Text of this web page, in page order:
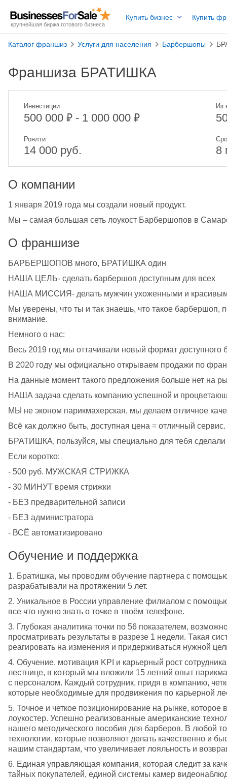
крупнейшая биржа готового бизнеса
Купить бизнес Купить
Каталог франшиз Услуги для населения Барбершопы
Франшиза БРАТИШКА
Инвестиции
500 000 ₽ - 1 000 000 ₽
Из
Роялти
14 000 руб. 8
О компании
1 января 2019 года мы создали новый продукт.
Мы – самая большая сеть лоукост Барбершопов в
О франшизе
БАРБЕРШОПОВ много, БРАТИШКА один
НАША ЦЕЛЬ- сделать барбершоп доступным для всех
НАША МИССИЯ- делать мужчин ухоженными и
Мы уверены, что ты и так знаешь, что такое барбершоп,
внимание.
Немного о нас:
Весь 2019 год мы оттачивали новый формат доступного
В 2020 году мы официально открываем продажи по
На данные момент такого предложения больше нет на
НАША задача сделать компанию успешной и
МЫ не эконом парикмахерская, мы делаем отличное
Всё как должно быть, доступная цена = отличный сервис.
БРАТИШКА, пользуйся, мы специально для тебя сделали
Если коротко:
- 500 руб. МУЖСКАЯ СТРИЖКА
- 30 МИНУТ время стрижки
- БЕЗ предварительной записи
- БЕЗ администратора
- ВСЁ автоматизировано
Обучение и поддержка
1. Братишка, мы проводим обучение партнера с
разрабатывали на протяжении 5 лет.
2. Уникальное в России управление филиалом с
все что нужно знать о точке в твоём телефоне.
3. Глубокая аналитика точки по 56 показателем,
просматривать результаты в разрезе 1 недели. Такая
реагировать на изменения и придерживаться нужной
4. Обучение, мотивация KPI и карьерный рост
лестнице, в который мы вложили 15 летний опыт
с персоналом. Каждый сотрудник, придя в компанию,
которые необходимые для продвижения по карьерной
5. Точное и четкое позиционирование на рынке, которое
лоукостер. Успешно реализованные американские
нашего методического пособия для барберов. В любой
технологии, которые позволяют делать качественно и
нашим стандартам, что увеличивает лояльность и
6. Единая управляющая компания, которая следит за
тайных покупателей, единой системы камер